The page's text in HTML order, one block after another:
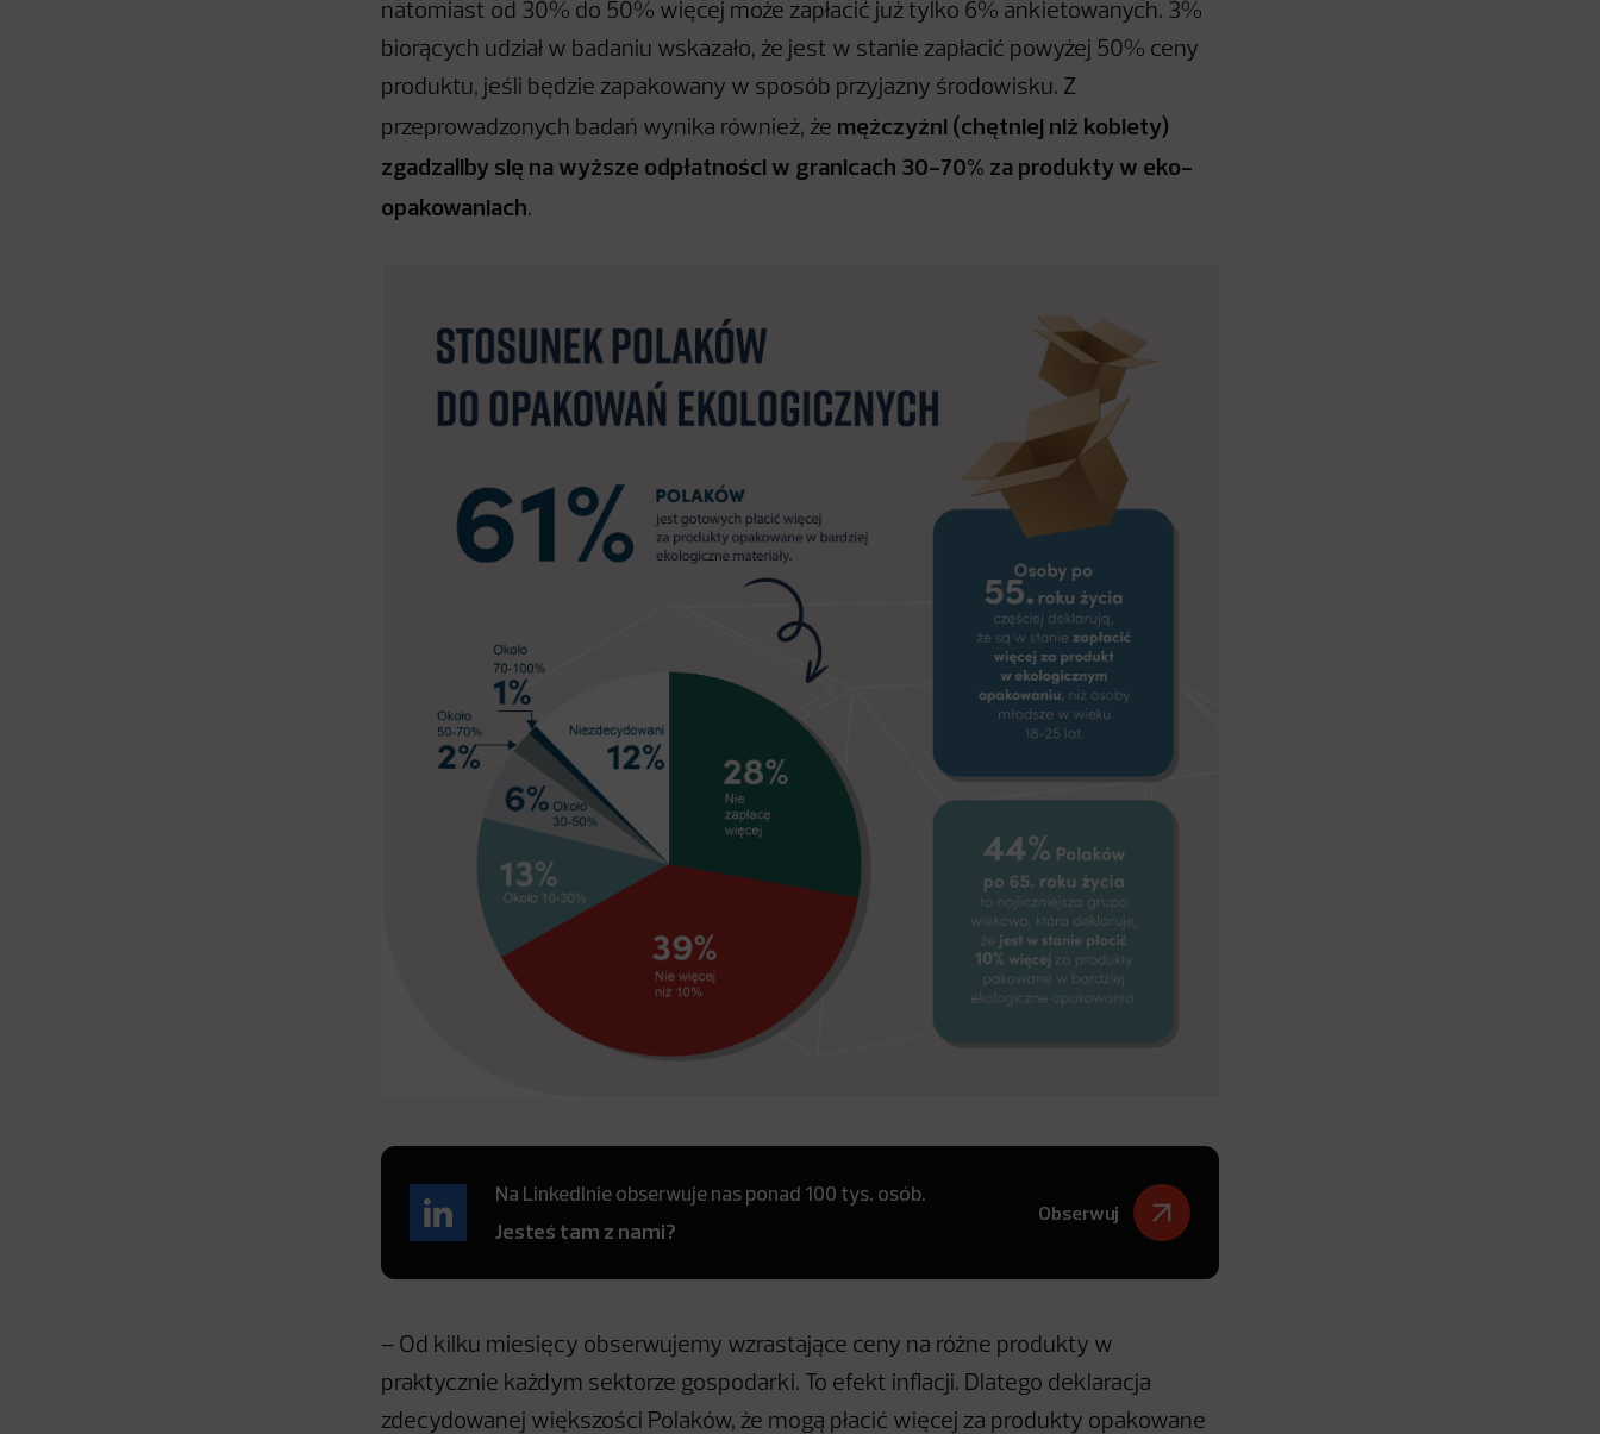
natomiast od 30% do 50% więcej może zapłacić już tylko 6% ankietowanych. 3%
biorących udział w badaniu wskazało, że jest w stanie zapłacić powyżej 50% ceny
produktu, jeśli będzie zapakowany w sposób przyjazny środowisku. Z
przeprowadzonych badań wynika również, że mężczyźni (chętniej niż kobiety)
zgadzaliby się na wyższe odpłatności w granicach 30-70% za produkty w eko-
opakowaniach.
Na LinkedInie obserwuje nas ponad 100 tys. osób.
Jesteś tam z nami?
Obserwuj
– Od kilku miesięcy obserwujemy wzrastające ceny na różne produkty w
praktycznie każdym sektorze gospodarki. To efekt inflacji. Dlatego deklaracja
zdecydowanej większości Polaków, że mogą płacić więcej za produkty opakowane